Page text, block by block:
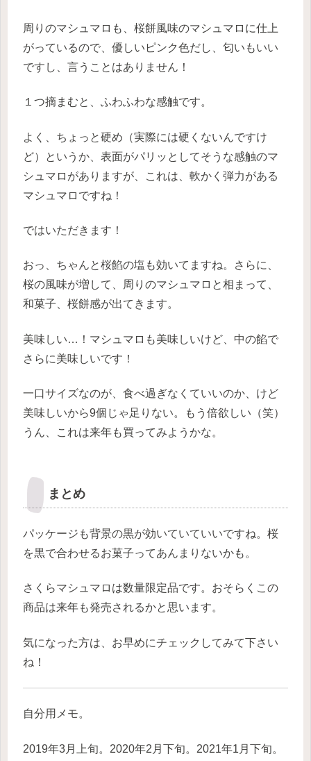
周りのマシュマロも、桜餅風味のマシュマロに仕上
がっているので、優しいピンク色だし、匂いもいい
ですし、言うことはありません！
１つ摘まむと、ふわふわな感触です。
よく、ちょっと硬め（実際には硬くないんですけ
ど）というか、表面がパリッとしてそうな感触のマ
シュマロがありますが、これは、軟かく弾力がある
マシュマロですね！
ではいただきます！
おっ、ちゃんと桜餡の塩も効いてますね。さらに、
桜の風味が増して、周りのマシュマロと相まって、
和菓子、桜餅感が出てきます。
美味しい…！マシュマロも美味しいけど、中の餡で
さらに美味しいです！
一口サイズなのが、食べ過ぎなくていいのか、けど
美味しいから9個じゃ足りない。もう倍欲しい（笑）
うん、これは来年も買ってみようかな。
まとめ
パッケージも背景の黒が効いていていいですね。桜
を黒で合わせるお菓子ってあんまりないかも。
さくらマシュマロは数量限定品です。おそらくこの
商品は来年も発売されるかと思います。
気になった方は、お早めにチェックしてみて下さい
ね！
自分用メモ。
2019年3月上旬。2020年2月下旬。2021年1月下旬。